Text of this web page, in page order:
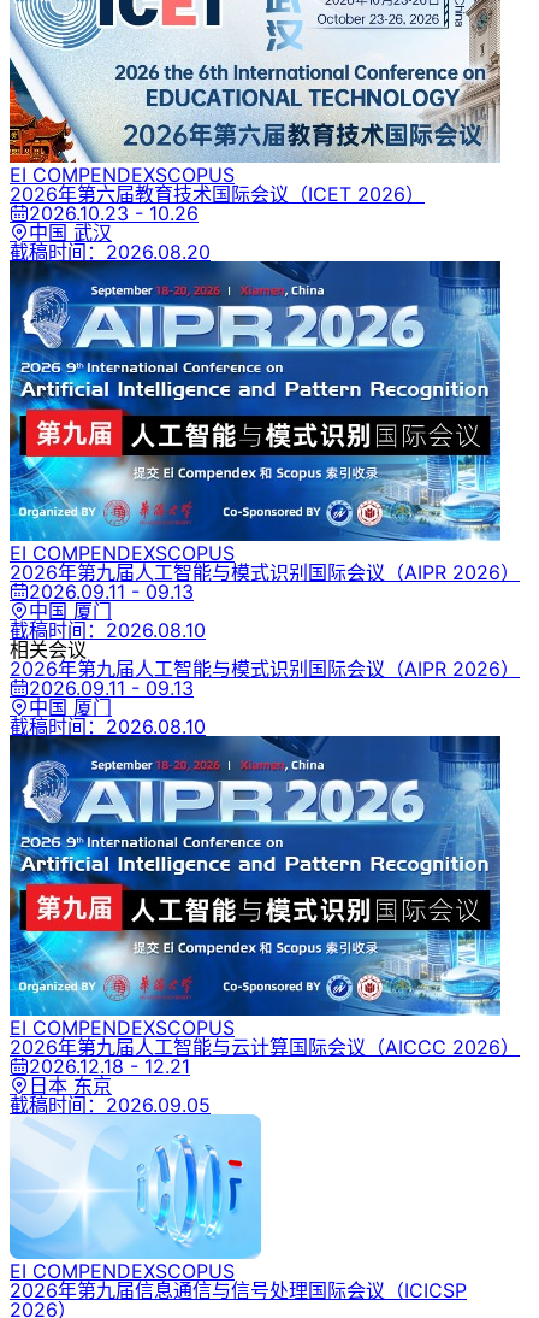
EI COMPENDEXSCOPUS
2026年第六届教育技术国际会议 （ICET 2026）
2026.10.23 - 10.26
中国 武汉
截稿时间： 2026.08.20
EI COMPENDEXSCOPUS
2026年第九届人工智能与模式识别国际会议 （AIPR 2026）
2026.09.11 - 09.13
中国 厦门
截稿时间： 2026.08.10
相关会议
2026年第九届人工智能与模式识别国际会议 （AIPR 2026）
2026.09.11 - 09.13
中国 厦门
截稿时间： 2026.08.10
EI COMPENDEXSCOPUS
2026年第九届人工智能与云计算国际会议 （AICCC 2026）
2026.12.18 - 12.21
日本 东京
截稿时间： 2026.09.05
EI COMPENDEXSCOPUS
2026年第九届信息通信与信号处理国际会议 （ICICSP
2026）